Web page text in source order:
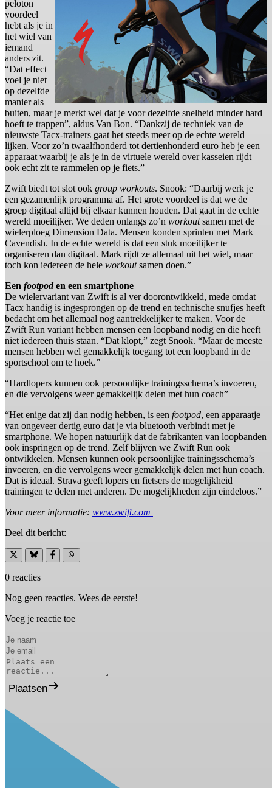
peloton
voordeel
hebt als je in
het wiel van
iemand
anders zit.
“Dat effect
voel je niet
op dezelfde
manier als
buiten, maar je merkt wel dat je voor dezelfde snelheid minder hard
hoeft te trappen”, aldus Van Bon. “Dankzij de techniek van de
nieuwste Tacx-trainers gaat het steeds meer op de echte wereld
lijken. Voor zo’n twaalfhonderd tot dertienhonderd euro heb je een
apparaat waarbij je als je in de virtuele wereld over kasseien rijdt
ook echt zit te rammelen op je fiets.”
Zwift biedt tot slot ook group workouts. Snook: “Daarbij werk je
een gezamenlijk programma af. Het grote voordeel is dat we de
groep digitaal altijd bij elkaar kunnen houden. Dat gaat in de echte
wereld moeilijker. We deden onlangs zo’n workoutsamen met de
wielerploeg Dimension Data. Mensen konden sprinten met Mark
Cavendish. In de echte wereld is dat een stuk moeilijker te
organiseren dan digitaal. Mark rijdt ze allemaal uit het wiel, maar
toch kon iedereen de hele workoutsamen doen.”
Een footpoden een smartphone
De wielervariant van Zwift is al ver doorontwikkeld, mede omdat
Tacx handig is ingesprongen op de trend en technische snufjes heeft
bedacht om het allemaal nog aantrekkelijker te maken. Voor de
Zwift Run variant hebben mensen een loopband nodig en die heeft
niet iedereen thuis staan. “Dat klopt,” zegt Snook. “Maar de meeste
mensen hebben wel gemakkelijk toegang tot een loopband in de
sportschool om te hoek.”
“Hardlopers kunnen ook persoonlijke trainingsschema’s invoeren,
en die vervolgens weer gemakkelijk delen met hun coach”
“Het enige dat zij dan nodig hebben, is een footpod, een apparaatje
van ongeveer dertig euro dat je via bluetooth verbindt met je
smartphone. We hopen natuurlijk dat de fabrikanten van loopbanden
ook inspringen op de trend. Zelf blijven we Zwift Run ook
ontwikkelen. Mensen kunnen ook persoonlijke trainingsschema’s
invoeren, en die vervolgens weer gemakkelijk delen met hun coach.
Dat is ideaal. Strava geeft lopers en fietsers de mogelijkheid
trainingen te delen met anderen. De mogelijkheden zijn eindeloos.”
Voor meer informatie: www.zwift.com
Deel dit bericht:
0 reacties
Nog geen reacties. Wees de eerste!
Voeg je reactie toe
Plaatsen